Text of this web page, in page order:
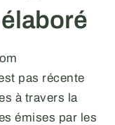
pas récente
à travers la
émises par les